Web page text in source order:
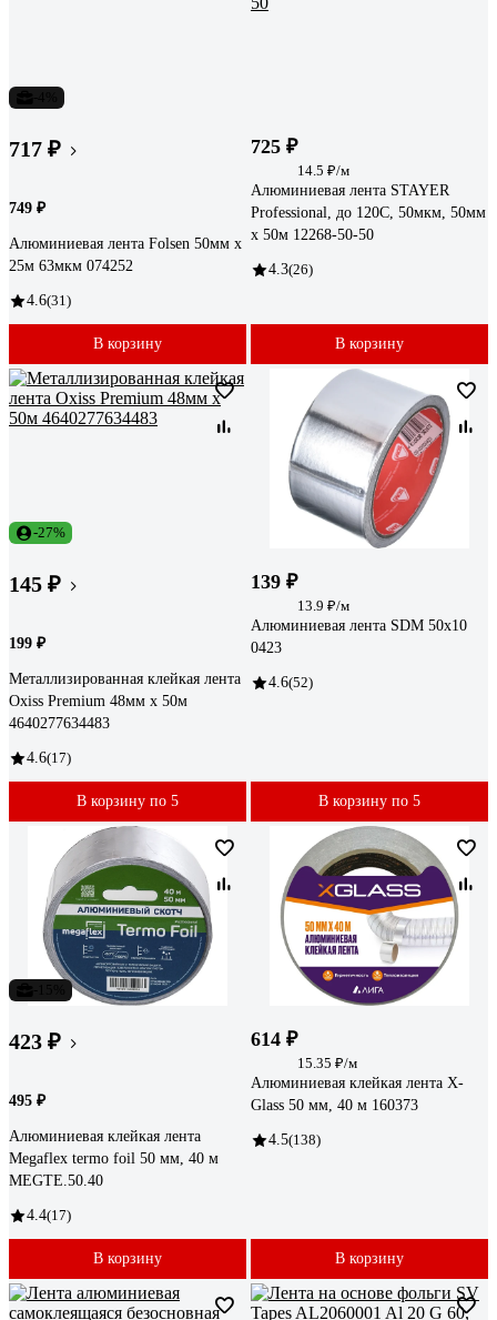
717 ₽
749 ₽
Алюминиевая лента Folsen 50мм x
25м 63мкм 074252
4.6(31)
В корзину
725 ₽
14.5 ₽/м
Алюминиевая лента STAYER
Professional, до 120С, 50мкм, 50мм
х 50м 12268-50-50
4.3(26)
В корзину
-27%
145 ₽
199 ₽
Металлизированная клейкая лента
Oxiss Premium 48мм х 50м
4640277634483
4.6(17)
В корзину по 5
139 ₽
13.9 ₽/м
Алюминиевая лента SDM 50х10
0423
4.6(52)
В корзину по 5
423 ₽
495 ₽
Алюминиевая клейкая лента
Megaflex termo foil 50 мм, 40 м
MEGTE.50.40
4.4(17)
В корзину
614 ₽
15.35 ₽/м
Алюминиевая клейкая лента X-
Glass 50 мм, 40 м 160373
4.5(138)
В корзину